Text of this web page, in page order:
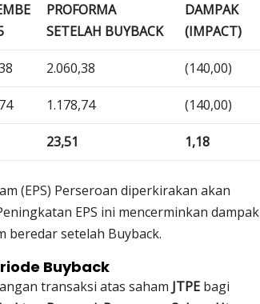
PROFORMA
SETELAH BUYBACK
DAMPAK
(IMPACT)
2.060,38 (140,00)
1.178,74 (140,00)
23,51 1,18
(EPS) Perseroan diperkirakan akan
EPS ini mencerminkan dampak
setelah Buyback.
Buyback
transaksi atas saham JTPE bagi